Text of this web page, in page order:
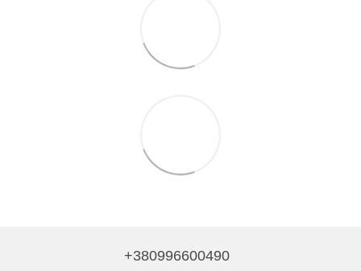
+380996600490